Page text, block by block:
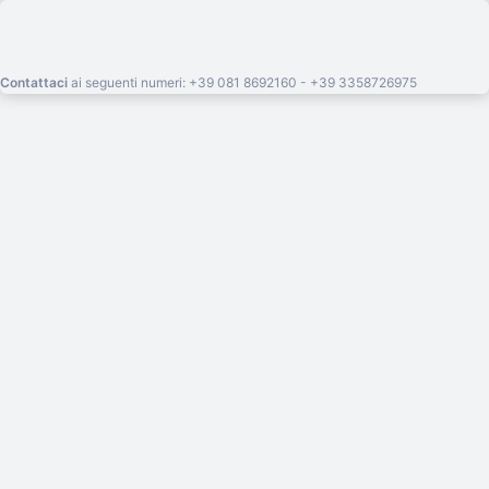
Contattaci ai seguenti numeri: +39 081 8692160 - +39 3358726975